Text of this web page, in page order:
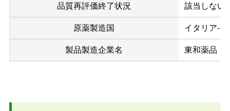
品質再評価終了状況 該当しない
原薬製造国 イタリア-日
製品製造企業名 東和薬品